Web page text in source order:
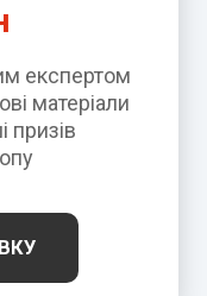
експертом
матеріали
призів